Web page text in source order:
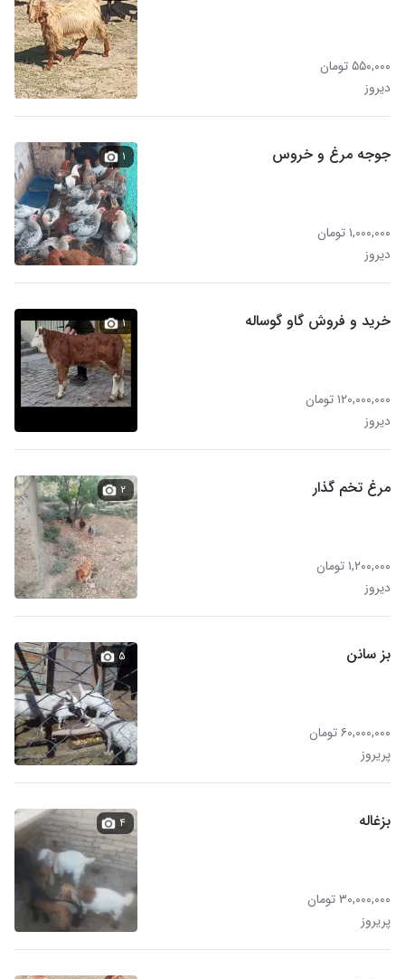
۵۵۰,۰۰۰ تومان
دیروز
جوجه مرغ و خروس
۱,۰۰۰,۰۰۰ تومان
دیروز
۱
خرید و فروش گاو گوساله
۱۲۰,۰۰۰,۰۰۰ تومان
دیروز
۱
مرغ تخم گذار
۱,۲۰۰,۰۰۰ تومان
دیروز
۲
بز سانن
۶۰,۰۰۰,۰۰۰ تومان
پریروز
۵
بزغاله
۳۰,۰۰۰,۰۰۰ تومان
پریروز
۴